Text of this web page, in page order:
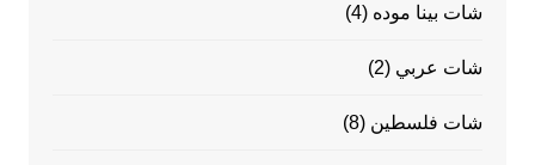
شات بينا موده (4)
شات عربي (2)
شات فلسطين (8)